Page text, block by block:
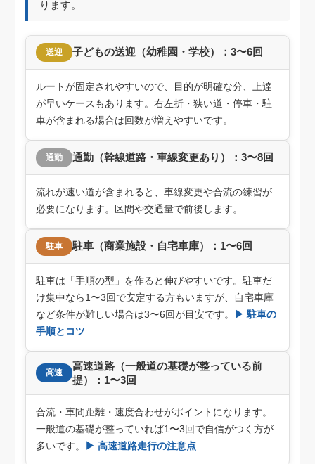
ります。
送迎 子どもの送迎（幼稚園・学校）：3〜6回
ルートが固定されやすいので、目的が明確な分、上達
が早いケースもあります。右左折・狭い道・停車・駐
車が含まれる場合は回数が増えやすいです。
通勤 通勤（幹線道路・車線変更あり）：3〜8回
流れが速い道が含まれると、車線変更や合流の練習が
必要になります。区間や交通量で前後します。
駐車 駐車（商業施設・自宅車庫）：1〜6回
駐車は「手順の型」を作ると伸びやすいです。駐車だ
け集中なら1〜3回で安定する方もいますが、自宅車庫
など条件が難しい場合は3〜6回が目安です。
▶ 駐車の
手順とコツ
高速
高速道路（一般道の基礎が整っている前
提）：1〜3回
合流・車間距離・速度合わせがポイントになります。
一般道の基礎が整っていれば1〜3回で自信がつく方が
多いです。
▶ 高速道路走行の注意点